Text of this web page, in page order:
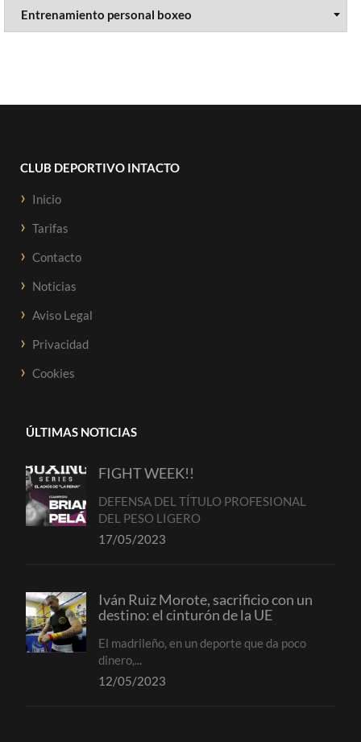
CLUB DEPORTIVO INTACTO
Inicio
Tarifas
Contacto
Noticias
Aviso Legal
Privacidad
Cookies
ÚLTIMAS NOTICIAS
FIGHT WEEK!!
DEFENSA DEL TÍTULO PROFESIONAL
DEL PESO LIGERO
17/05/2023
Iván Ruiz Morote, sacrificio con un
destino: el cinturón de la UE
El madrileño, en un deporte que da poco
dinero,...
12/05/2023